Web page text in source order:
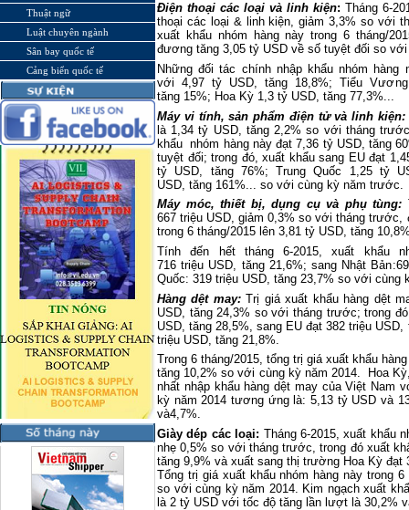
Thuật ngữ
Luật chuyên ngành
Sân bay quốc tế
Cảng biển quốc tế
Điện thoại các loại và linh kiện: Tháng 6-
thoại các loại & linh kiện, giảm 3,3% so với
xuất khẩu nhóm hàng này trong 6 tháng/
đương tăng 3,05 tỷ USD về số tuyệt đối so
Những đối tác chính nhập khẩu nhóm
với 4,97 tỷ USD, tăng 18,8%; Tiểu
tăng 15%; Hoa Kỳ 1,3 tỷ USD, tăng 77,3%...
Máy vi tính, sản phẩm điện tửvà linh kiện:
là 1,34 tỷ USD, tăng 2,2% so với tháng
khẩu nhóm hàng này đạt 7,36 tỷ USD, tăng
tuyệt đối; trong đó, xuất khẩu sang EU đạt
tỷ USD, tăng 76%; Trung Quốc 1,25 tỷ
USD, tăng 161%... so với cùng kỳ năm trước.
Máy móc, thiết bị, dụng cụvà phụ tùng:
667 triệu USD, giảm 0,3% so với tháng trước,
trong 6 tháng/2015 lên 3,81 tỷ USD, tăng
Tính đến hết tháng 6-2015, xuất khẩu
716 triệu USD, tăng 21,6%; sang Nhật
Quốc: 319 triệu USD, tăng 23,7% so với cùng
Hàng dệt may: Trị giá xuất khẩu hàng dệt
USD, tăng 24,3% so với tháng trước; trong
USD, tăng 28,5%, sang EU đạt 382 triệu
triệu USD, tăng 21,8%.
Trong 6 tháng/2015, tổng trị giá xuất khẩu
tăng 10,2% so với cùng kỳ năm 2014. Hoa
nhất nhập khẩu hàng dệt may của Việt Nam
kỳ năm 2014 tương ứng là: 5,13 tỷ USD và
và4,7%.
Giày dép các loại: Tháng 6-2015, xuất khẩu
nhẹ 0,5% so với tháng trước, trong đó xuất
tăng 9,9% và xuất sang thị trường Hoa Kỳ đạt
Tổng trị giá xuất khẩu nhóm hàng này trong
so với cùng kỳ năm 2014. Kim ngạch xuất
là 2 tỷ USD với tốc độ tăng lần lượt là 30,2%